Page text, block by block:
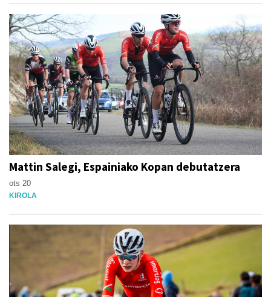
Mattin Salegi, Espainiako Kopan debutatzera
ots 20
KIROLA